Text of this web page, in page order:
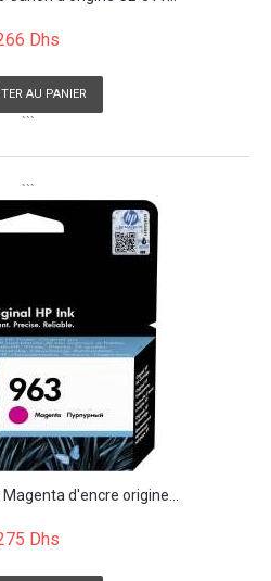
Dhs
AU PANIER
```
```
d'encre origine...
Dhs